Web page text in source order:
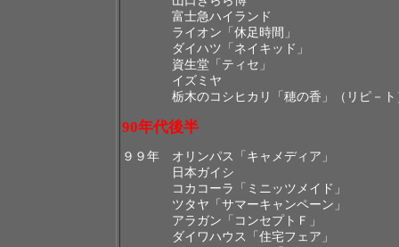
富士急ハイランド
ライオン「休足時間」
ダイハツ「ネイキッド」
資生堂「ティセ」
イズミヤ
栃木のコシヒカリ「穂の香」（リピ－ト
90年代後半
９９年 オリンパス「キャメディア」
日本ガイシ
コカコーラ「ミニッツメイド」
ツタヤ「サマーキャンペーン」
アラガン「コンセプトＦ」
ダイワハウス「住宅フェア」